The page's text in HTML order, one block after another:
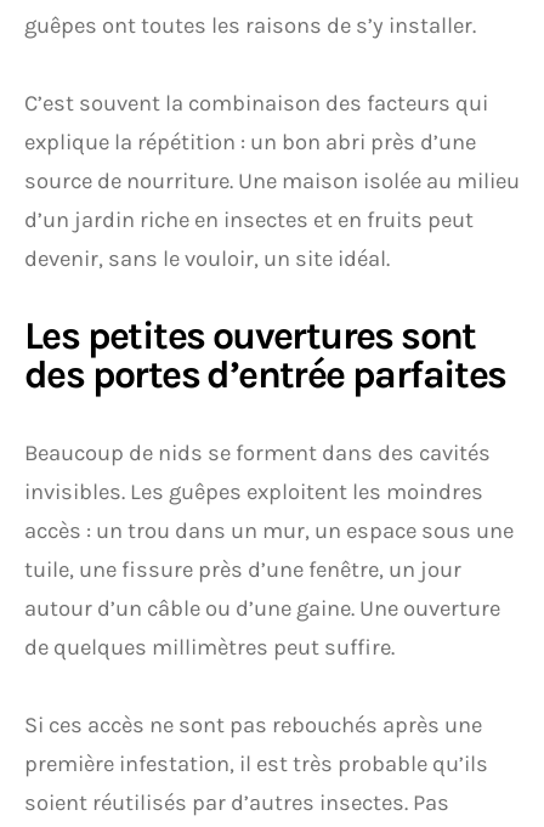
guêpes ont toutes les raisons de s’y installer.
C’est souvent la combinaison des facteurs qui
explique la répétition : un bon abri près d’une
source de nourriture. Une maison isolée au milieu
d’un jardin riche en insectes et en fruits peut
devenir, sans le vouloir, un site idéal.
Les petites ouvertures sont
des portes d’entrée parfaites
Beaucoup de nids se forment dans des cavités
invisibles. Les guêpes exploitent les moindres
accès : un trou dans un mur, un espace sous une
tuile, une fissure près d’une fenêtre, un jour
autour d’un câble ou d’une gaine. Une ouverture
de quelques millimètres peut suffire.
Si ces accès ne sont pas rebouchés après une
première infestation, il est très probable qu’ils
soient réutilisés par d’autres insectes. Pas